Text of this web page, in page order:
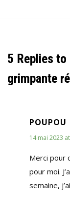
5 Replies to
grimpante
POUPOU
14 mai 2023
Merci pour
pour moi.
semaine,